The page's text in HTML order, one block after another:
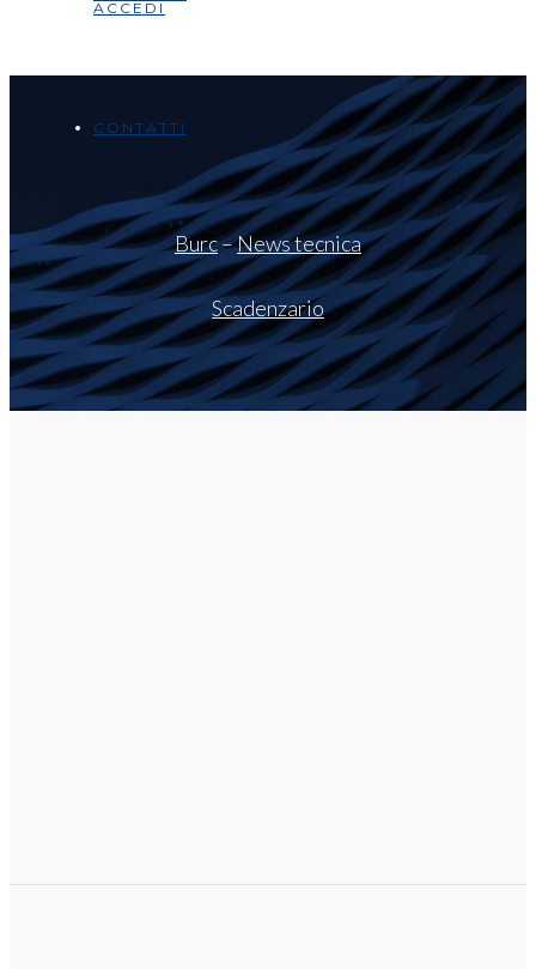
ACCEDI
CONTATTI
Burc–News tecnica
Scadenzario